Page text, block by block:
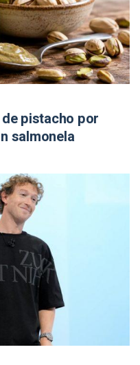
pistacho por
salmonela